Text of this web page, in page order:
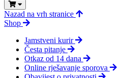
Nazad na vrh stranice
Shop
Jamstveni kurir
Česta pitanje
Otkaz od 14 dana
Online rješavanje sporova